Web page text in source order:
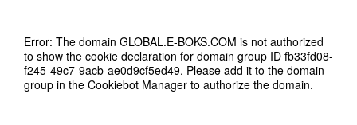
Error: The domain GLOBAL.E-BOKS.COM is not authorized
to show the cookie declaration for domain group ID fb33fd08-
f245-49c7-9acb-ae0d9cf5ed49. Please add it to the domain
group in the Cookiebot Manager to authorize the domain.